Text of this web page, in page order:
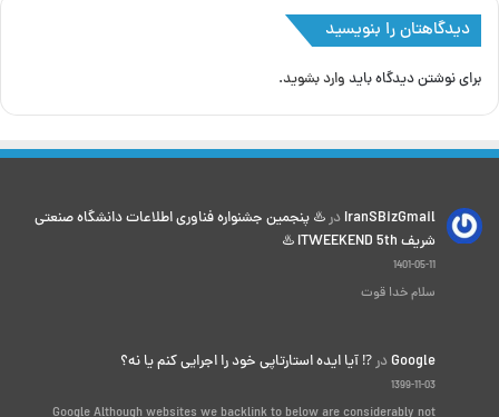
دیدگاهتان را بنویسید
برای نوشتن دیدگاه باید وارد بشوید.
IranSBizGmail در♨️ پنجمین جشنواره فناوری اطلاعات دانشگاه صنعتی
شریف ITWEEKEND 5th ♨️
1401-05-11
سلام خدا قوت
Google در⁉️ آیا ایده استارتاپی خود را اجرایی کنم یا نه؟
1399-11-03